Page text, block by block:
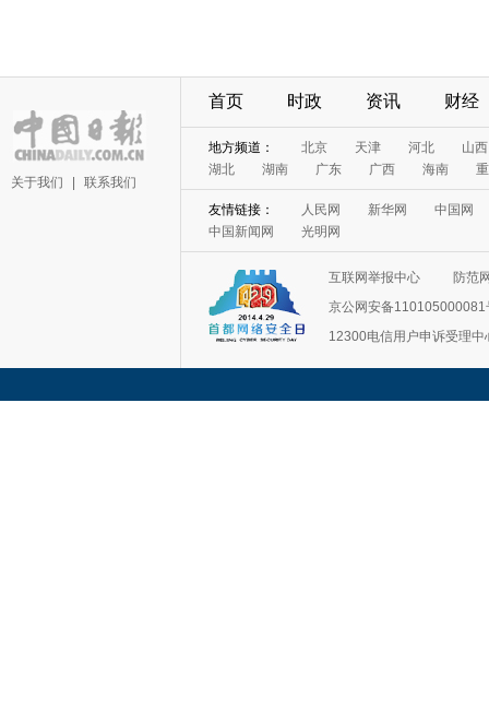
关于我们 联系我们
首页 时政 资讯 财经
地方频道： 北京 天津 河北
山西
湖北
湖南 广东 广西 海南
友情链接： 人民网 新华网
中国网
中国新闻网
光明网
互联网举报中心
防范
京公网安备110105000081
12300电信用户申诉受理中